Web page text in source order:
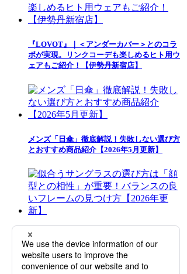
『LOVOT』｜＜アンダーカバー＞とのコラ
ボが実現。リンクコーデも楽しめるヒト用ウ
ェアもご紹介！【伊勢丹新宿店】
メンズ「日傘」徹底解説！失敗しない選び方
とおすすめ商品紹介【2026年5月更新】
似合うサングラスの選び方は「顔型との相
性」が重要！バランスの良いフレームの見つ
け方【2026年更新】